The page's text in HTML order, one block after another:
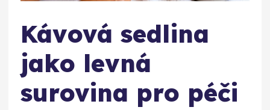
Kávová sedlina
jako levná
surovina pro péči